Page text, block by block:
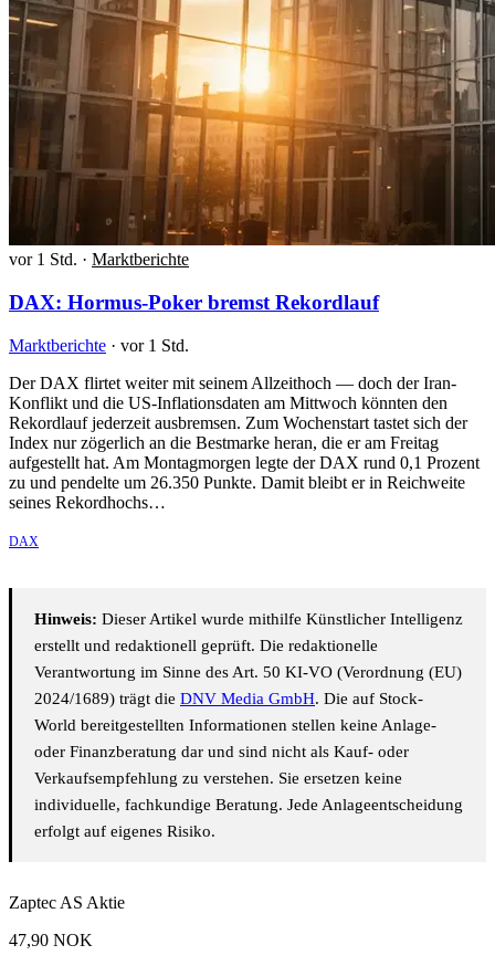
vor 1 Std. · Marktberichte
DAX: Hormus-Poker bremst Rekordlauf
Marktberichte · vor 1 Std.
Der DAX flirtet weiter mit seinem Allzeithoch — doch der Iran-
Konflikt und die US-Inflationsdaten am Mittwoch könnten den
Rekordlauf jederzeit ausbremsen. Zum Wochenstart tastet sich der
Index nur zögerlich an die Bestmarke heran, die er am Freitag
aufgestellt hat. Am Montagmorgen legte der DAX rund 0,1 Prozent
zu und pendelte um 26.350 Punkte. Damit bleibt er in Reichweite
seines Rekordhochs…
DAX
Hinweis: Dieser Artikel wurde mithilfe Künstlicher Intelligenz
erstellt und redaktionell geprüft. Die redaktionelle
Verantwortung im Sinne des Art. 50 KI-VO (Verordnung (EU)
2024/1689) trägt die DNV Media GmbH. Die auf Stock-
World bereitgestellten Informationen stellen keine Anlage-
oder Finanzberatung dar und sind nicht als Kauf- oder
Verkaufsempfehlung zu verstehen. Sie ersetzen keine
individuelle, fachkundige Beratung. Jede Anlageentscheidung
erfolgt auf eigenes Risiko.
Zaptec AS Aktie
47,90 NOK